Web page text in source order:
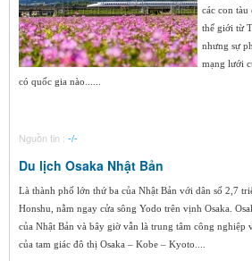
các con tàu
thế giới từ
nhưng sự
mạng lưới
có quốc gia nào......
Nguồn tin : -/-
Du lịch Osaka Nhật Bản
Là thành phố lớn thứ ba của Nhật Bản với dân số 2,7
Honshu, nằm ngay cửa sông Yodo trên vịnh Osaka.
của Nhật Bản và bây giờ vẫn là trung tâm công nghiệp
của tam giác đô thị Osaka – Kobe – Kyoto....